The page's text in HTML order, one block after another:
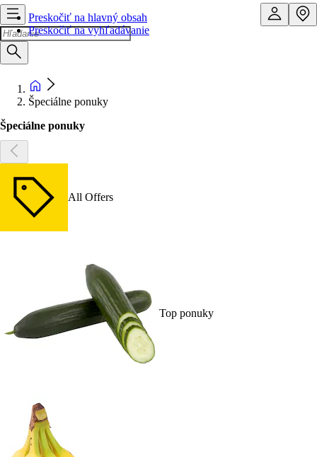
Preskočiť na hlavný obsah
Preskočiť na vyhľadávanie
Špeciálne ponuky
Špeciálne ponuky
All Offers
Top ponuky